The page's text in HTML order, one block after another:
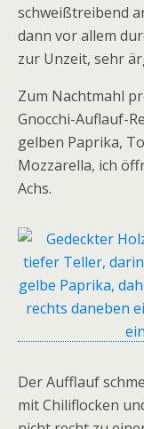
schweißtreibend
dann vor allem
zur Unzeit, sehr
Zum Nachtmahl
Gnocchi-Auflauf-
gelben Paprika,
Mozzarella, ich
Achs.
Der Aufflauf
mit Chiliflocken